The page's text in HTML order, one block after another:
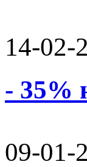
14-02-
- 35%
09-01-